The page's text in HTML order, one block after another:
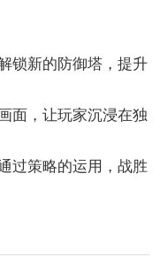
锁新的防御塔，提升
面，让玩家沉浸在独
过策略的运用，战胜